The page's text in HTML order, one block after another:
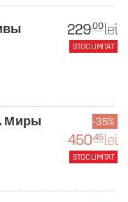
229.00 lei
STOC LIMITAT
Миры
35%
450.45 lei
STOC LIMITAT